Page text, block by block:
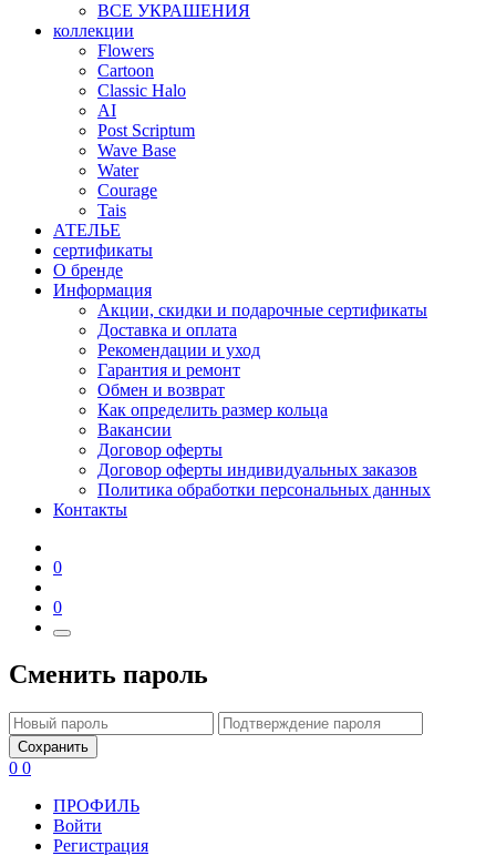
ВСЕ УКРАШЕНИЯ
коллекции
Flowers
Cartoon
Classic Halo
AI
Post Scriptum
Wave Base
Water
Courage
Tais
АТЕЛЬЕ
сертификаты
О бренде
Информация
Акции, скидки и подарочные сертификаты
Доставка и оплата
Рекомендации и уход
Гарантия и ремонт
Обмен и возврат
Как определить размер кольца
Вакансии
Договор оферты
Договор оферты индивидуальных заказов
Политика обработки персональных данных
Контакты
0
0
Сменить пароль
Сохранить
0 0
ПРОФИЛЬ
Войти
Регистрация